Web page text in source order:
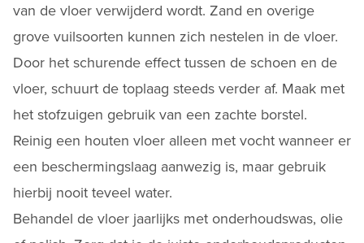
van de vloer verwijderd wordt. Zand en overige
grove vuilsoorten kunnen zich nestelen in de vloer.
Door het schurende effect tussen de schoen en de
vloer, schuurt de toplaag steeds verder af. Maak met
het stofzuigen gebruik van een zachte borstel.
Reinig een houten vloer alleen met vocht wanneer er
een beschermingslaag aanwezig is, maar gebruik
hierbij nooit teveel water.
Behandel de vloer jaarlijks met onderhoudswas, olie